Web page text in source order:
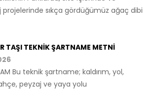
sıkça gördüğümüz ağaç dibi
TAŞI TEKNİK ŞARTNAME METNİ
Bu teknik şartname; kaldırım, yol,
peyzaj ve yaya yolu